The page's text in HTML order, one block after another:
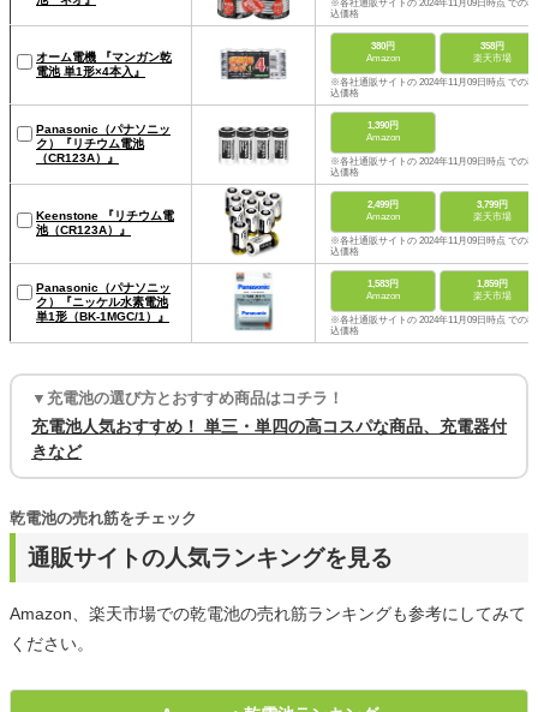
※各社通販サイトの 2024年11月09日時点 での税
込価格
オーム電機 『マンガン乾
電池 単1形×4本入』
380円
Amazon
358円
楽天市場
※各社通販サイトの 2024年11月09日時点 での税
込価格
Panasonic（パナソニッ
ク）『リチウム電池
（CR123A）』
1,390円
Amazon
※各社通販サイトの 2024年11月09日時点 での税
込価格
Keenstone 『リチウム電
池（CR123A）』
2,499円
Amazon
3,799円
楽天市場
※各社通販サイトの 2024年11月09日時点 での税
込価格
Panasonic（パナソニッ
ク）『ニッケル水素電池
単1形（BK-1MGC/1）』
1,583円
Amazon
1,859円
楽天市場
※各社通販サイトの 2024年11月09日時点 での税
込価格
▼充電池の選び方とおすすめ商品はコチラ！
充電池人気おすすめ！ 単三・単四の高コスパな商品、充電器付
きなど
通販サイトの人気ランキングを見る
乾電池の売れ筋をチェック
Amazon、楽天市場での乾電池の売れ筋ランキングも参考にしてみて
ください。